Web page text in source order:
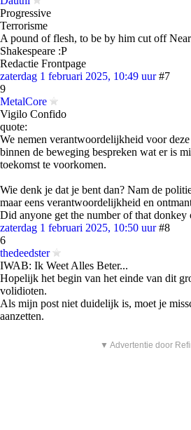
Progressive
Terrorisme
A pound of flesh, to be by him cut off
Shakespeare :P
Redactie Frontpage
zaterdag 1 februari 2025, 10:49 uur #7
9
MetalCore
Vigilo Confido
quote:
We nemen verantwoordelijkheid voor
binnen de beweging bespreken wat er is
toekomst te voorkomen.
Wie denk je dat je bent dan? Nam de
maar eens verantwoordelijkheid en
Did anyone get the number of that donkey
zaterdag 1 februari 2025, 10:50 uur #8
6
thedeedster
IWAB: Ik Weet Alles Beter...
Hopelijk het begin van het einde van dit
volidioten.
Als mijn post niet duidelijk is, moet je
aanzetten.
▼ Advertentie door